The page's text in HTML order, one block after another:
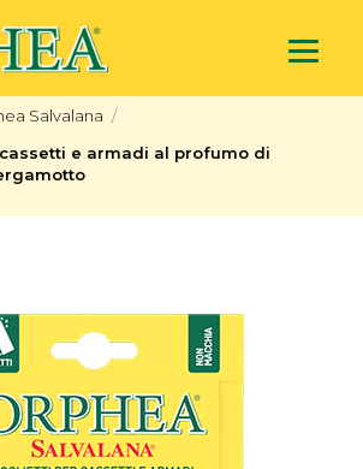
Salvalana
e armadi al profumo di